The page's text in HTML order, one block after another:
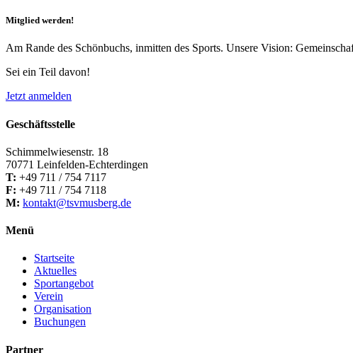
Mitglied werden!
Am Rande des Schönbuchs, inmitten des Sports. Unsere Vision:
Sei ein Teil davon!
Jetzt anmelden
Geschäftsstelle
Schimmelwiesenstr. 18
70771 Leinfelden-Echterdingen
T: +49 711 / 754 7117
F: +49 711 / 754 7118
M: kontakt@tsvmusberg.de
Menü
Startseite
Aktuelles
Sportangebot
Verein
Organisation
Buchungen
Partner